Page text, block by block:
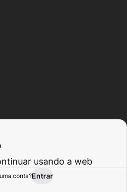
Atividade
usando a web
conta?Entrar